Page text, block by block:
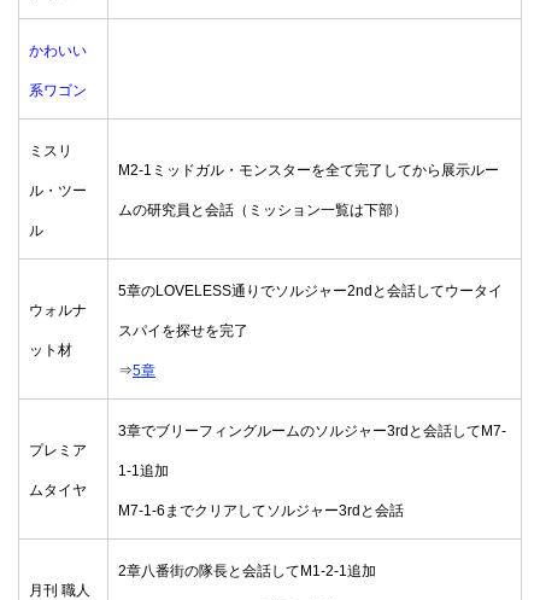
かわいい
系ワゴン
ミスリ
ル・ツー
ル
M2-1ミッドガル・モンスターを全て完了してから展示ルー
ムの研究員と会話（ミッション一覧は下部）
ウォルナ
ット材
5章のLOVELESS通りでソルジャー2ndと会話してウータイ
スパイを探せを完了
⇒5章
プレミア
ムタイヤ
3章でブリーフィングルームのソルジャー3rdと会話してM7-
1-1追加
M7-1-6までクリアしてソルジャー3rdと会話
月刊 職人
2章八番街の隊長と会話してM1-2-1追加